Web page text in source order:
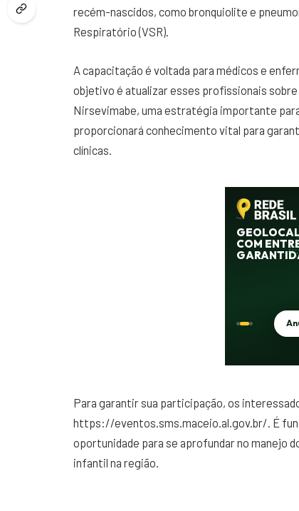
recém-nascidos, como bronquiolite e
Respiratório (VSR).
A capacitação é voltada para médicos e
objetivo é atualizar esses profissionais
Nirsevimabe, uma estratégia importante
proporcionará conhecimento vital para
clínicas.
Para garantir sua participação, os
https://eventos.sms.maceio.al.gov.br/. É
oportunidade para se aprofundar no manejo
infantil na região.